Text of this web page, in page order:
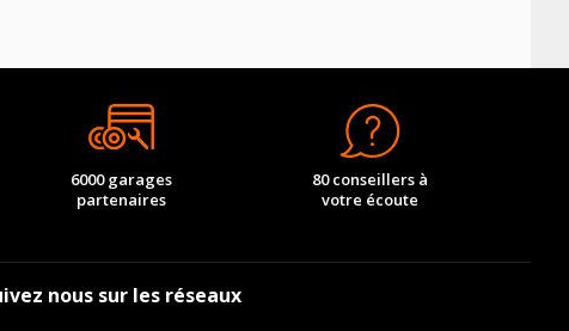
6000 garages
partenaires
80 conseillers à
votre écoute
nous sur les réseaux